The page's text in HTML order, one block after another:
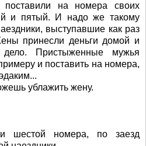
поставили на номера своих
и пятый. И надо же такому
выступавшие как раз
принесли деньги домой и
дело. Пристыженные мужья
и поставить на номера,
ублажить жену.
шестой номера, по заезд